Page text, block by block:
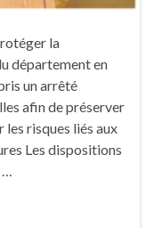
la
département en
un arrêté
afin de préserver
risques liés aux
Les dispositions
…